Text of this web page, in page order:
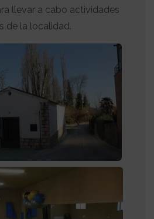
llevar a cabo actividades
de la localidad.